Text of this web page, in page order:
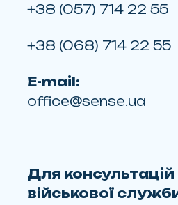
+38 (057) 714 22 55
+38 (068) 714 22 55
E-mail:
office@sense.ua
Для консультацій
військової